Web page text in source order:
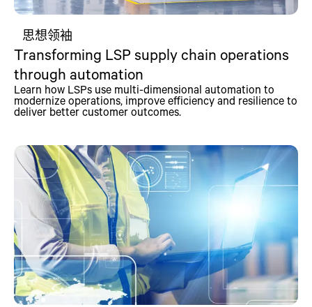
思想领袖
Transforming LSP supply chain operations
through automation
Learn how LSPs use multi-dimensional automation to
modernize operations, improve efficiency and resilience to
deliver better customer outcomes.